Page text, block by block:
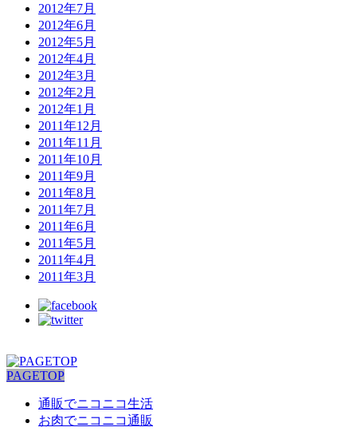
2012年7月
2012年6月
2012年5月
2012年4月
2012年3月
2012年2月
2012年1月
2011年12月
2011年11月
2011年10月
2011年9月
2011年8月
2011年7月
2011年6月
2011年5月
2011年4月
2011年3月
PAGETOP
通販でニコニコ生活
お肉でニコニコ通販